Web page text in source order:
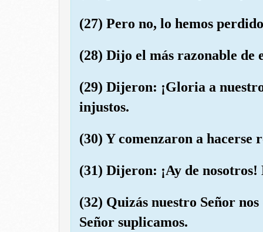
(27) Pero no, lo hemos
(28) Dijo el más razonable
(29) Dijeron: ¡Gloria a
injustos.
(30) Y comenzaron a hacerse
(31) Dijeron: ¡Ay de nosotros!
(32) Quizás nuestro Señor
Señor suplicamos.